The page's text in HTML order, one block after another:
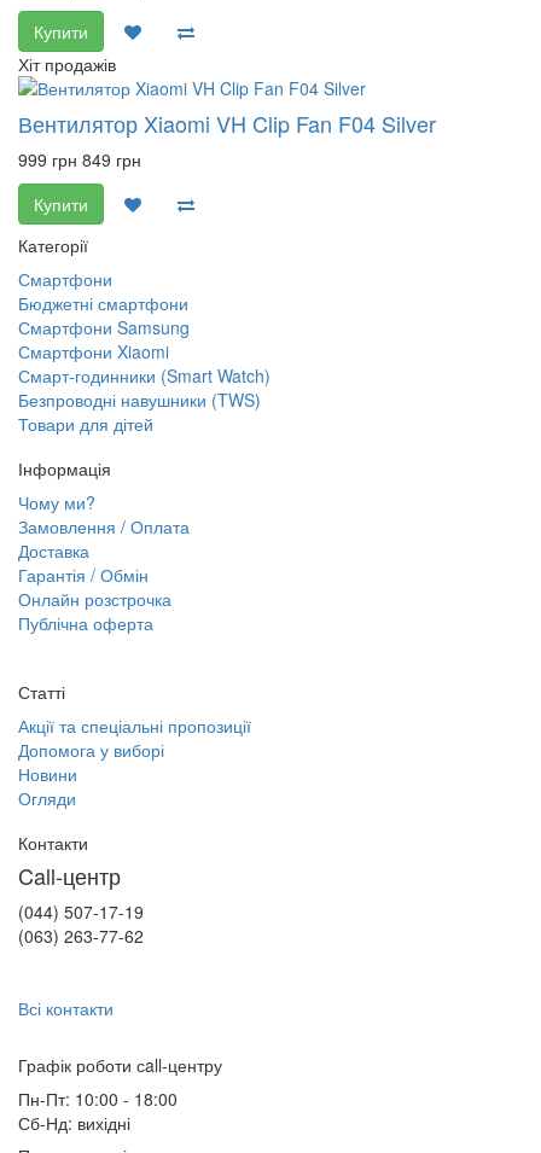
Купити
Хіт продажів
Вентилятор Xiaomi VH Clip Fan F04 Silver
999 грн 849 грн
Купити
Категорії
Смартфони
Бюджетні смартфони
Смартфони Samsung
Смартфони Xiaomi
Смарт-годинники (Smart Watch)
Безпроводні навушники (TWS)
Товари для дітей
Інформація
Чому ми?
Замовлення / Оплата
Доставка
Гарантія / Обмін
Онлайн розстрочка
Публічна оферта
Статті
Акції та спеціальні пропозиції
Допомога у виборі
Новини
Огляди
Контакти
Call-центр
(044) 507-17-19
(063) 263-77-62
Всі контакти
Графік роботи сall-центру
Пн-Пт: 10:00 - 18:00
Сб-Нд: вихідні